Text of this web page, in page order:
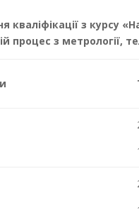
кваліфікації з курсу
процес з метрології,